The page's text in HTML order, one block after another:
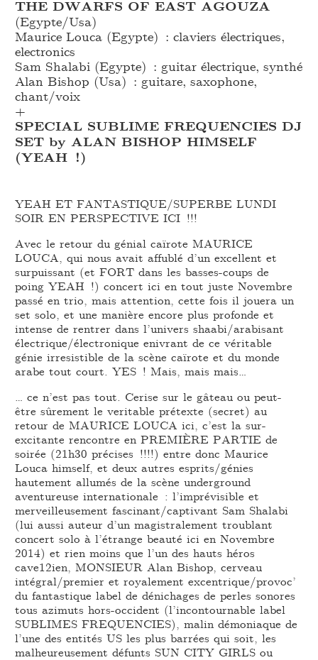
THE DWARFS OF EAST AGOUZA
(Egypte/Usa)
Maurice Louca (Egypte) : claviers électriques,
electronics
Sam Shalabi (Egypte) : guitar électrique, synthé
Alan Bishop (Usa) : guitare, saxophone,
chant/voix
+
SPECIAL SUBLIME FREQUENCIES DJ
SET by ALAN BISHOP HIMSELF
(YEAH !)
YEAH ET FANTASTIQUE/SUPERBE LUNDI
SOIR EN PERSPECTIVE ICI !!!
Avec le retour du génial caïrote MAURICE
LOUCA, qui nous avait affublé d’un excellent et
surpuissant (et FORT dans les basses-coups de
poing YEAH !) concert ici en tout juste Novembre
passé en trio, mais attention, cette fois il jouera un
set solo, et une manière encore plus profonde et
intense de rentrer dans l’univers shaabi/arabisant
électrique/électronique enivrant de ce véritable
génie irresistible de la scène caïrote et du monde
arabe tout court. YES ! Mais, mais mais…
… ce n’est pas tout. Cerise sur le gâteau ou peut-
être sûrement le veritable prétexte (secret) au
retour de MAURICE LOUCA ici, c’est la sur-
excitante rencontre en PREMIÈRE PARTIE de
soirée (21h30 précises !!!!) entre donc Maurice
Louca himself, et deux autres esprits/génies
hautement allumés de la scène underground
aventureuse internationale : l’imprévisible et
merveilleusement fascinant/captivant Sam Shalabi
(lui aussi auteur d’un magistralement troublant
concert solo à l’étrange beauté ici en Novembre
2014) et rien moins que l’un des hauts héros
cave12ien, MONSIEUR Alan Bishop, cerveau
intégral/premier et royalement excentrique/provoc’
du fantastique label de dénichages de perles sonores
tous azimuts hors-occident (l’incontournable label
SUBLIMES FREQUENCIES), malin démoniaque de
l’une des entités US les plus barrées qui soit, les
malheureusement défunts SUN CITY GIRLS ou